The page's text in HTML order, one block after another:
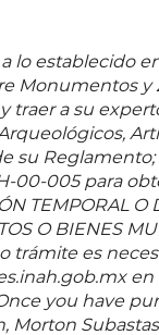
lo establecido
Monumentos y
y traer a su
su Reglamento;
00-005 para
TEMPORAL O
O BIENES
trámite es
you have
Morton